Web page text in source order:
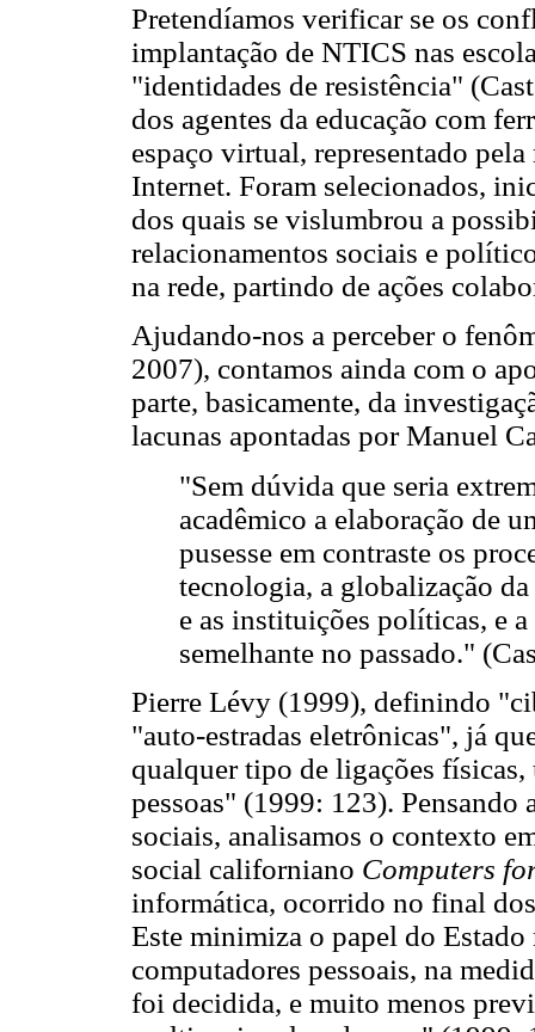
Pretendíamos verificar se os
implantação de NTICS nas
"identidades de resistência"
dos agentes da educação com
espaço virtual, representado
Internet. Foram selecionados,
dos quais se vislumbrou a
relacionamentos sociais e
na rede, partindo de ações
Ajudando-nos a perceber o
2007), contamos ainda com o
parte, basicamente, da
lacunas apontadas por Manuel
"Sem dúvida que seria
acadêmico a elaboração de
pusesse em contraste os
tecnologia, a globalização
e as instituições políticas, e
semelhante no passado."
Pierre Lévy (1999), definindo
"auto-estradas eletrônicas", já
qualquer tipo de ligações
pessoas" (1999: 123). Pensando
sociais, analisamos o contexto
social californiano Computers
informática, ocorrido no final
Este minimiza o papel do
computadores pessoais, na
foi decidida, e muito menos